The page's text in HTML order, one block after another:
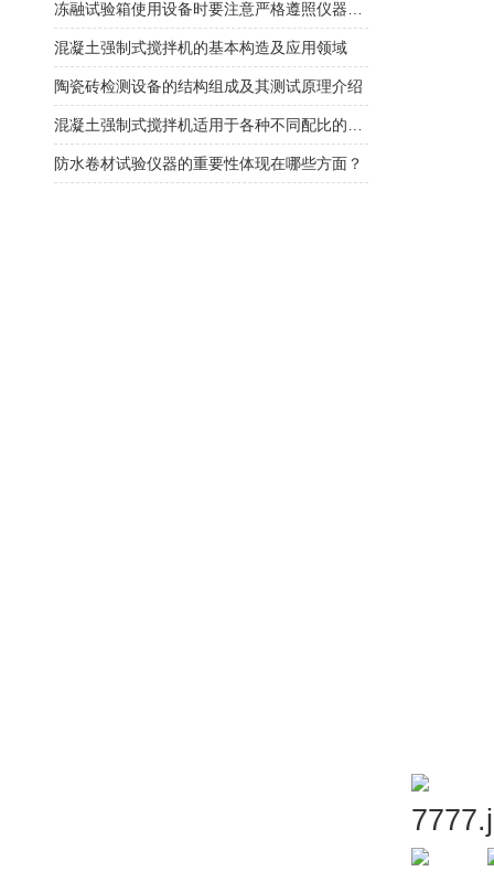
混凝土强制式搅拌机的基本构造及应用领域
陶瓷砖检测设备的结构组成及其测试原理介绍
防水卷材试验仪器的重要性体现在哪些方面？